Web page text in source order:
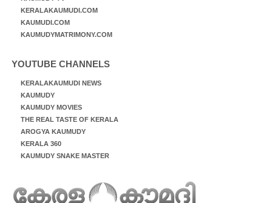
KERALAKAUMUDI.COM
KAUMUDI.COM
KAUMUDYMATRIMONY.COM
YOUTUBE CHANNELS
KERALAKAUMUDI NEWS
KAUMUDY
KAUMUDY MOVIES
THE REAL TASTE OF KERALA
AROGYA KAUMUDY
KERALA 360
KAUMUDY SNAKE MASTER